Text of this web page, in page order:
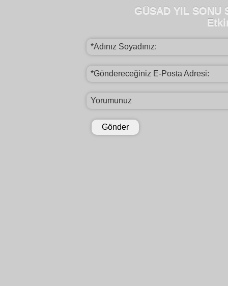
GÜSAD YIL SONU
*Adınız Soyadınız:
*Göndereceğiniz E-Posta Adresi:
Yorumunuz